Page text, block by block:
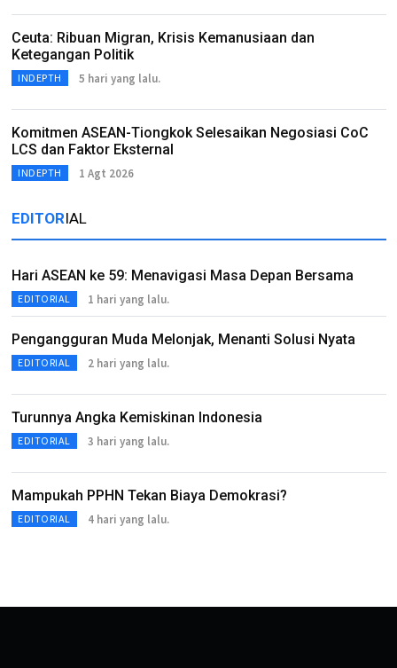
Ceuta: Ribuan Migran, Krisis Kemanusiaan dan
Ketegangan Politik
INDEPTH 5 hari yang lalu.
Komitmen ASEAN-Tiongkok Selesaikan Negosiasi CoC
LCS dan Faktor Eksternal
INDEPTH 1 Agt 2026
EDITORIAL
Hari ASEAN ke 59: Menavigasi Masa Depan Bersama
EDITORIAL 1 hari yang lalu.
Pengangguran Muda Melonjak, Menanti Solusi Nyata
EDITORIAL 2 hari yang lalu.
Turunnya Angka Kemiskinan Indonesia
EDITORIAL 3 hari yang lalu.
Mampukah PPHN Tekan Biaya Demokrasi?
EDITORIAL 4 hari yang lalu.